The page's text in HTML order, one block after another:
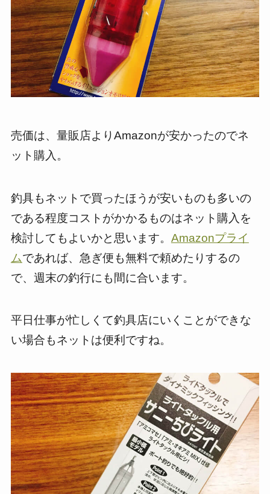
売価は、量販店よりAmazonが安かったのでネ
ット購入。
釣具もネットで買ったほうが安いものも多いの
である程度コストがかかるものはネット購入を
検討してもよいかと思います。 Amazonプライ
ムであれば、急ぎ便も無料で頼めたりするの
で、週末の釣行にも間に合います。
平日仕事が忙しくて釣具店にいくことができな
い場合もネットは便利ですね。